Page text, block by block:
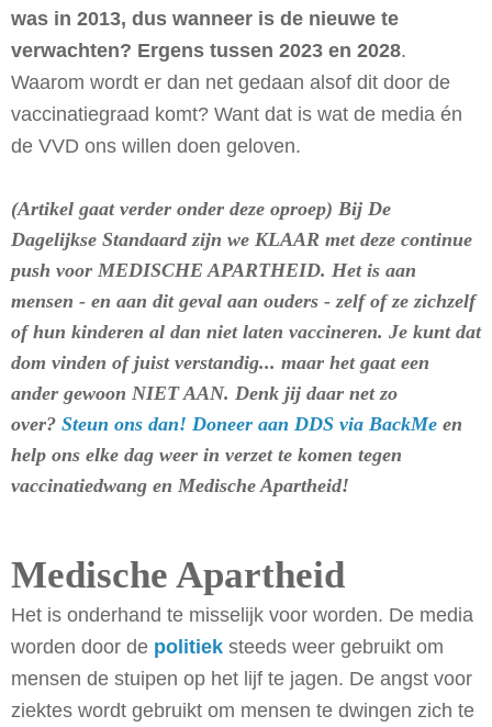
was in 2013, dus wanneer is de nieuwe te
verwachten? Ergens tussen 2023 en 2028.
Waarom wordt er dan net gedaan alsof dit door de
vaccinatiegraad komt? Want dat is wat de media én
de VVD ons willen doen geloven.
(Artikel gaat verder onder deze oproep) Bij De
Dagelijkse Standaard zijn we KLAAR met deze continue
push voor MEDISCHE APARTHEID. Het is aan
mensen - en aan dit geval aan ouders - zelf of ze zichzelf
of hun kinderen al dan niet laten vaccineren. Je kunt dat
dom vinden of juist verstandig... maar het gaat een
ander gewoon NIET AAN. Denk jij daar net zo
over? Steun ons dan! Doneer aan DDS via BackMe en
help ons elke dag weer in verzet te komen tegen
vaccinatiedwang en Medische Apartheid!
Medische Apartheid
Het is onderhand te misselijk voor worden. De media
worden door de politiek steeds weer gebruikt om
mensen de stuipen op het lijf te jagen. De angst voor
ziektes wordt gebruikt om mensen te dwingen zich te